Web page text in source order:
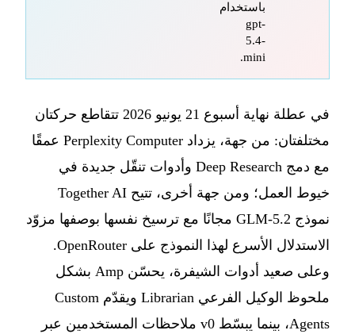
باستخدام
gpt-
5.4-
mini.
في عطلة نهاية أسبوع 21 يونيو 2026 تتقاطع حركتان
مختلفتان: من جهة، يزداد Perplexity Computer عمقًا
مع دمج Deep Research وأدوات تنقّل جديدة في
خيوط العمل؛ ومن جهة أخرى، تتيح Together AI
نموذج GLM-5.2 مجانًا مع ترسيخ نفسها بوصفها مزوّد
الاستدلال الأسرع لهذا النموذج على OpenRouter.
وعلى صعيد أدوات الشيفرة، يحسّن Amp بشكل
ملحوظ الوكيل الفرعي Librarian ويقدّم Custom
Agents، بينما يبسّط v0 ملاحظات المستخدمين عبر